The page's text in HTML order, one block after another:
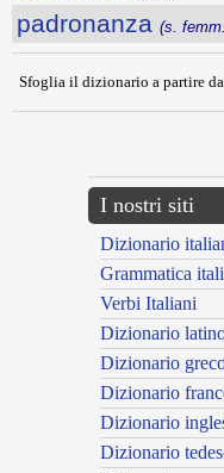
padronanza (s.
Sfoglia il dizionario a partire
I nostri siti
Dizionario
Grammatica
Verbi Italiani
Dizionario
Dizionario
Dizionario
Dizionario
Dizionario